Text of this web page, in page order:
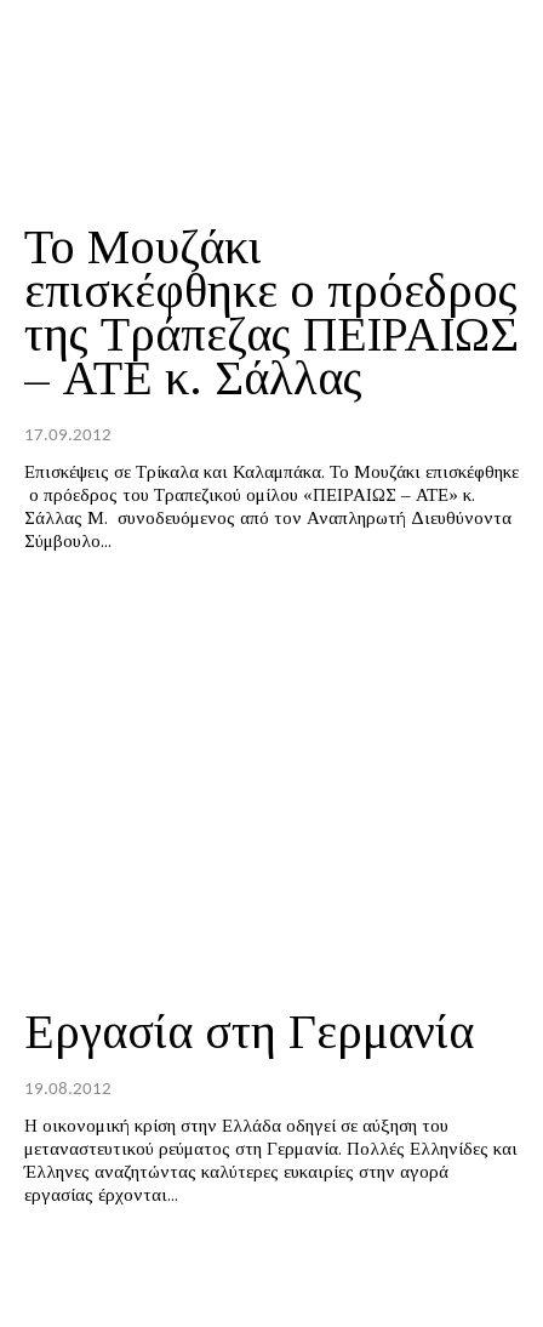
Το Μουζάκι
επισκέφθηκε ο πρόεδρος
της Τράπεζας ΠΕΙΡΑΙΩΣ
– ΑΤΕ κ. Σάλλας
17.09.2012
Επισκέψεις σε Τρίκαλα και Καλαμπάκα. Το Μουζάκι επισκέφθηκε
ο πρόεδρος του Τραπεζικού ομίλου «ΠΕΙΡΑΙΩΣ – ΑΤΕ» κ.
Σάλλας Μ. συνοδευόμενος από τον Αναπληρωτή Διευθύνοντα
Σύμβουλο...
Εργασία στη Γερμανία
19.08.2012
Η οικονομική κρίση στην Ελλάδα οδηγεί σε αύξηση του
μεταναστευτικού ρεύματος στη Γερμανία. Πολλές Ελληνίδες και
Έλληνες αναζητώντας καλύτερες ευκαιρίες στην αγορά
εργασίας έρχονται...